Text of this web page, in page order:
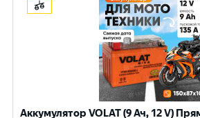
Аккумулятор VOLAT (9 Ач, 12 V)